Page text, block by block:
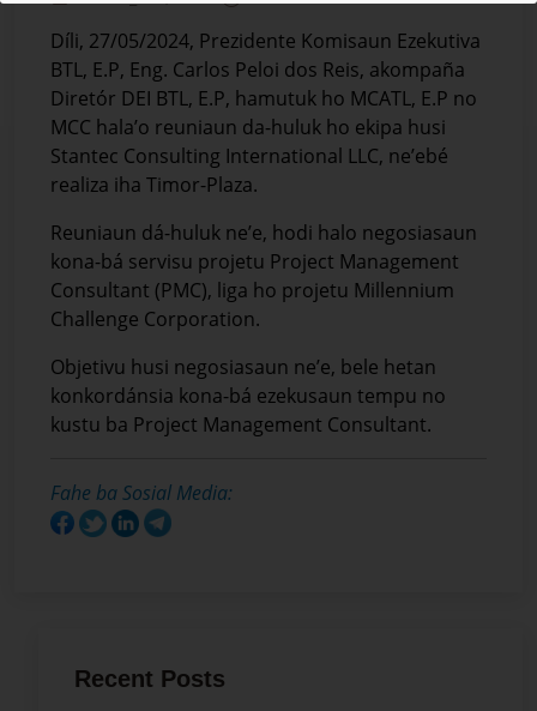
Díli, 27/05/2024, Prezidente Komisaun Ezekutiva
BTL, E.P, Eng. Carlos Peloi dos Reis, akompaña
Diretór DEI BTL, E.P, hamutuk ho MCATL, E.P no
MCC hala’o reuniaun da-huluk ho ekipa husi
Stantec Consulting International LLC, ne’ebé
realiza iha Timor-Plaza.
Reuniaun dá-huluk ne’e, hodi halo negosiasaun
kona-bá servisu projetu Project Management
Consultant (PMC), liga ho projetu Millennium
Challenge Corporation.
Objetivu husi negosiasaun ne’e, bele hetan
konkordánsia kona-bá ezekusaun tempu no
kustu ba Project Management Consultant.
Fahe ba Sosial Media:
Recent Posts